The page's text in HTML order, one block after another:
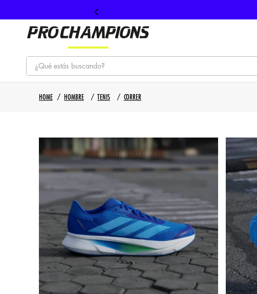
¿Qué estás buscando?
1. tenis
3. nike
4. guayos
5. gorras
HOMBRE TENIS CORRER